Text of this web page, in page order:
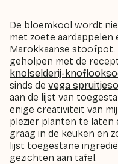
De bloemkool wordt
met zoete
Marokkaanse stoofpot.
geholpen met de
knolselderij-
sinds de vega
aan de lijst van
enige creativiteit van
plezier planten te laten
graag in de keuken en
lijst toegestane
gezichten aan tafel.